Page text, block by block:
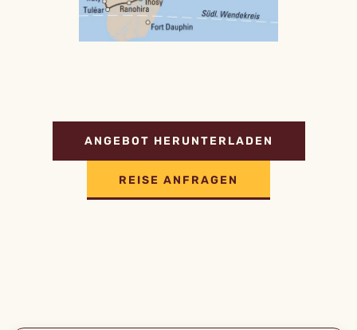
ANGEBOT HERUNTERLADEN
REISE ANFRAGEN